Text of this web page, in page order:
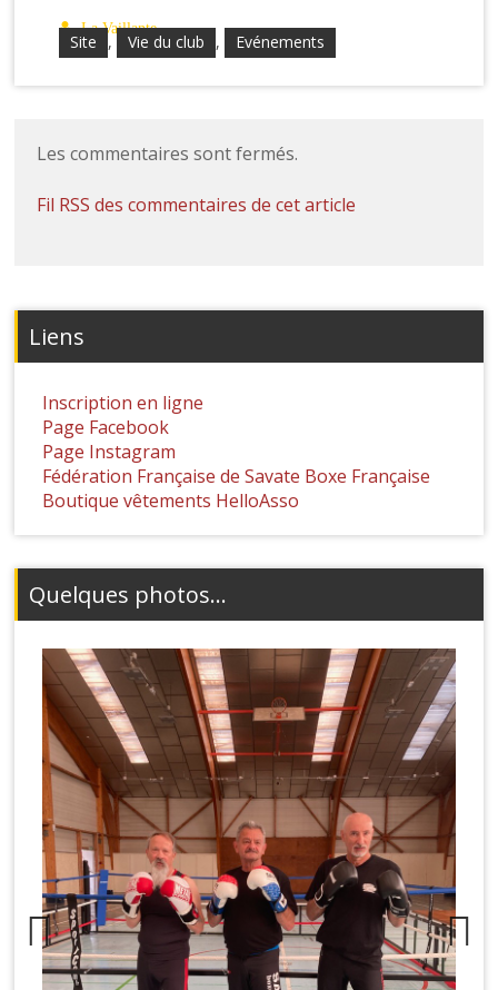
Site , Vie du club , Evénements
La Vaillante
Les commentaires sont fermés.
Fil RSS des commentaires de cet article
Liens
Inscription en ligne
Page Facebook
Page Instagram
Fédération Française de Savate Boxe Française
Boutique vêtements HelloAsso
Quelques photos...
Previous Next